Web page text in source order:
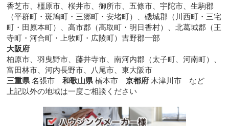
香芝市、橿原市、桜井市、御所市、五條市、宇陀市、生駒郡
（平群町・斑鳩町・三郷町・安堵町）、磯城郡（川西町・三宅
町・田原本町）、高市郡（高取町・明日香村）、北葛城郡（王
寺町・河合町・上牧町・広陵町）吉野郡一部
大阪府
柏原市、羽曳野市、藤井寺市、南河内郡（太子町、河南町）、
富田林市、河内長野市、八尾市、東大阪市
三重県 名張市和歌山県 橋本市京都府 木津川市 など
上記以外の地域は一度ご相談ください